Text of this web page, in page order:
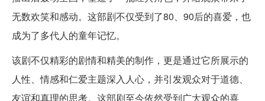
无数欢笑和感动。这部剧不仅受到了80、90后的喜爱，也
成为了多代人的童年记忆。
该剧不仅精彩的剧情和精美的制作，更是通过它所展示的
人性、情感和仁爱主题深入人心，并引发观众对于道德、
友谊和真理的思考。这部剧至今依然受到广大观众的喜